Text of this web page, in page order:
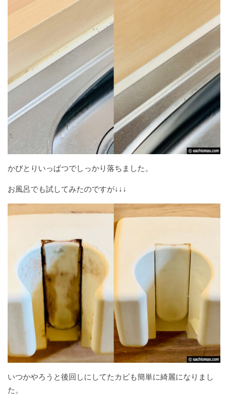
かびとりいっぱつでしっかり落ちました。
お風呂でも試してみたのですが↓↓↓
いつかやろうと後回しにしてたカビも簡単に綺麗になりまし
た。